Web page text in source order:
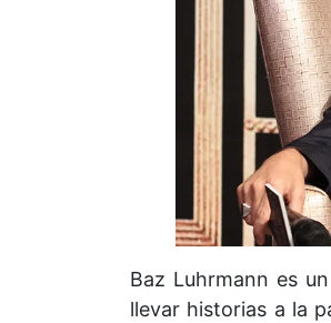
Baz Luhrmann es
llevar historias a la